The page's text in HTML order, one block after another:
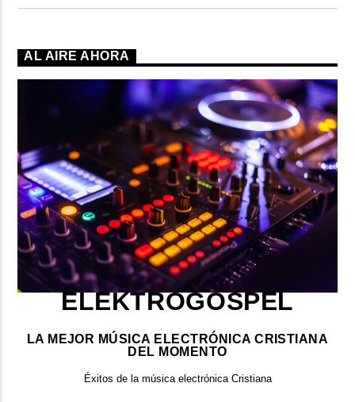
AL AIRE AHORA
ELEKTROGOSPEL
LA MEJOR MÚSICA ELECTRÓNICA CRISTIANA
DEL MOMENTO
Éxitos de la música electrónica Cristiana